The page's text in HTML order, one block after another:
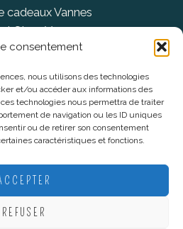
consentement
nous utilisons des technologies
et/ou accéder aux informations des
technologies nous permettra de traiter
de navigation ou les ID uniques
ou de retirer son consentement
caractéristiques et fonctions.
REFUSER
cadeaux Vannes
Store Vannes
légales
CGV
De Confidentialité
du site